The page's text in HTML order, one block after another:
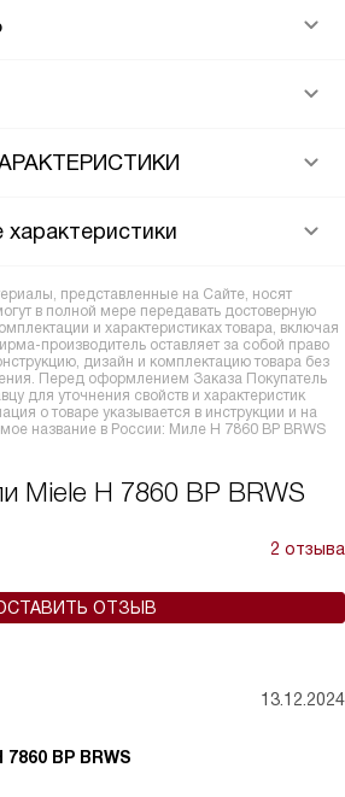
представленные на Сайте, носят
в полной мере передавать достоверную
и характеристиках товара, включая
производитель оставляет за собой право
дизайн и комплектацию товара без
Перед оформлением Заказа Покупатель
для уточнения свойств и характеристик
о товаре указывается в инструкции и на
название в России: Миле H 7860 BP BRWS
Miele H 7860 BP BRWS
2 отзыва
ОТЗЫВ
13.12.2024
BP BRWS